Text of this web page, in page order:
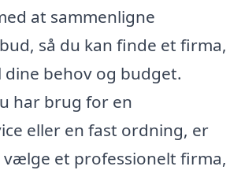
at sammenligne
så du kan finde et firma,
dine behov og budget.
har brug for en
eller en fast ordning, er
et professionelt firma,